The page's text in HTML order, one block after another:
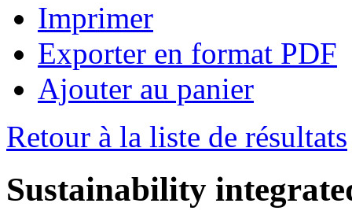
Imprimer
Exporter en format PDF
Ajouter au panier
Retour à la liste de résultats
Sustainability